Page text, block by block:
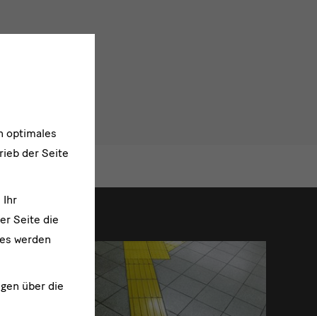
optimales
der Seite
Ihr
Seite die
werden
über die